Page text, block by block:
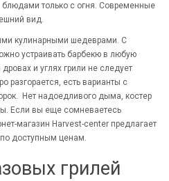
блюдами только c огня. Современные
вид.
кулинарными шедеврами. С
устраивать барбекю в любую
и углях грили не следует
разгорается, есть варианты с
Нет надоедливого дыма, костер
Если вы еще сомневаетесь
магазин Harvest-center предлагает
доступным ценам.
грилей